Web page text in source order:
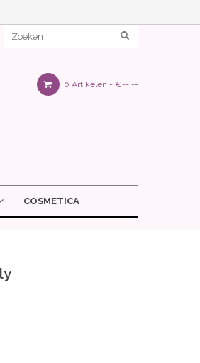
0 Artikelen - €--,--
COSMETICA